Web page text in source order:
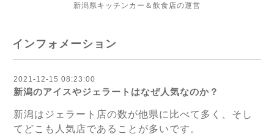
新潟県キッチンカー＆飲食店の運営
インフォメーション
2021-12-15 08:23:00
新潟のアイスやジェラートはなぜ人気なのか？
新潟はジェラート店の数が他県に比べて多く、そし
てどこも人気店であることが多いです。